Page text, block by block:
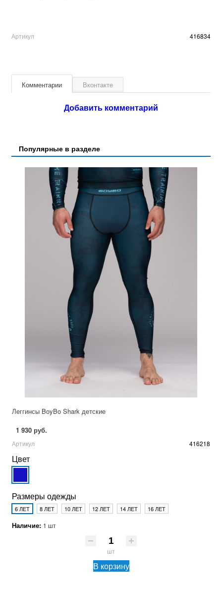
Артикул 416834
Комментарии Вконтакте
Добавить комментарий
Популярные в разделе
Леггинсы BoyBo Shark детские
1 930 руб.
Артикул 416218
Цвет
Размеры одежды
6 ЛЕТ 8 ЛЕТ 10 ЛЕТ 12 ЛЕТ 14 ЛЕТ 16 ЛЕТ
Наличие: 1 шт
шт
В корзину